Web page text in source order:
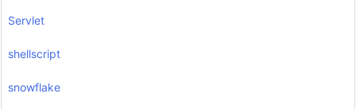
Servlet
shellscript
snowflake